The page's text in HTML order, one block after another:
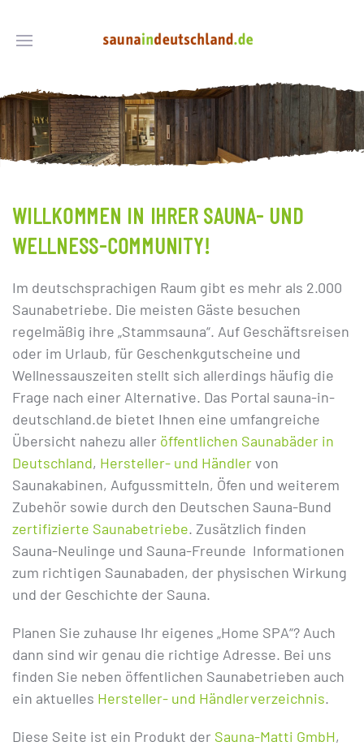
WILLKOMMEN IN IHRER SAUNA- UND
WELLNESS-COMMUNITY!
Im deutschsprachigen Raum gibt es mehr als 2.000
Saunabetriebe. Die meisten Gäste besuchen
regelmäßig ihre „Stammsauna“. Auf Geschäftsreisen
oder im Urlaub, für Geschenkgutscheine und
Wellnessauszeiten stellt sich allerdings häufig die
Frage nach einer Alternative. Das Portal sauna-in-
deutschland.de bietet Ihnen eine umfangreiche
Übersicht nahezu aller öffentlichen Saunabäder in
Deutschland, Hersteller- und Händlervon
Saunakabinen, Aufgussmitteln, Öfen und weiterem
Zubehör sowie durch den Deutschen Sauna-Bund
zertifizierte Saunabetriebe. Zusätzlich finden
Sauna-Neulinge und Sauna-Freunde Informationen
zum richtigen Saunabaden, der physischen Wirkung
und der Geschichte der Sauna.
Planen Sie zuhause Ihr eigenes „Home SPA“? Auch
dann sind wir genau die richtige Adresse. Bei uns
finden Sie neben öffentlichen Saunabetrieben auch
ein aktuelles Hersteller- und Händlerverzeichnis.
Diese Seite ist ein Produkt der Sauna-Matti GmbH,